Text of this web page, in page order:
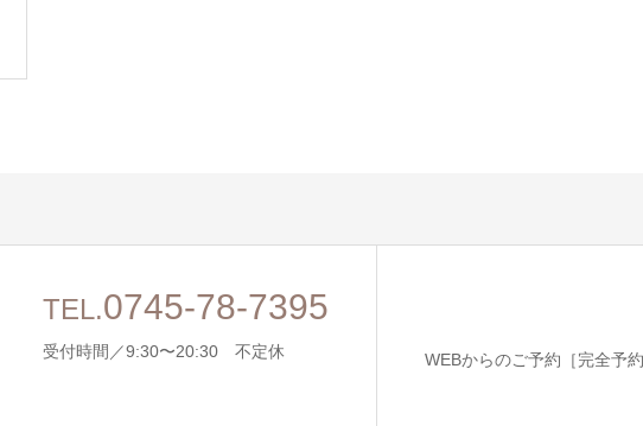
TEL.0745-78-7395
受付時間／9:30〜20:30 不定休 WEBからのご予約［完全予約